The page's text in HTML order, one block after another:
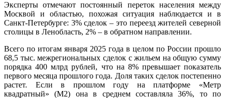
Эксперты отмечают постоянный переток населения между
Москвой и областью, похожая ситуация наблюдается и в
Санкт-Петербурге: 3% сделок – это переезд жителей северной
столицы в Ленобласть, 2% – в обратном направлении.
Всего по итогам января 2025 года в целом по России прошло
68,5 тыс. межрегиональных сделок c жильем на общую сумму
порядка 400 млрд рублей, что на 8% превышает показатель
первого месяца прошлого года. Доля таких сделок постепенно
растет. Если в прошлом году на платформе «Метр
квадратный» (М2) она в среднем составляла 36%, то по